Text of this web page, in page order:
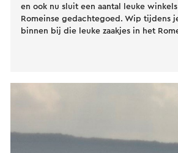
en ook nu sluit een aantal leuke
Romeinse gedachtegoed. Wip tijdens
binnen bij die leuke zaakjes in het